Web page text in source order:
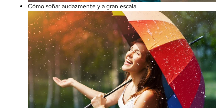
Cómo soñar audazmente y a gran escala